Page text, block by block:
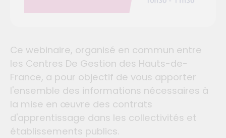
Ce webinaire, organisé en commun entre
les Centres De Gestion des Hauts-de-
France, a pour objectif de vous apporter
l'ensemble des informations nécessaires à
la mise en œuvre des contrats
d'apprentissage dans les collectivités et
établissements publics.